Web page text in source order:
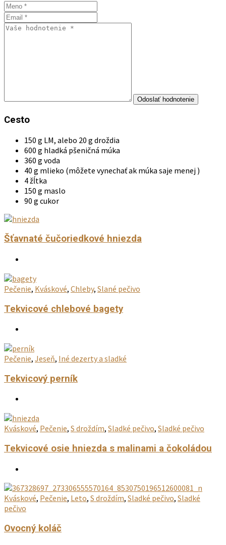
Cesto
150 g LM, alebo 20 g droždia
600 g hladká pšeničná múka
360 g voda
40 g mlieko (môžete vynechať ak múka saje menej )
4 žĺtka
150 g maslo
90 g cukor
Šťavnaté čučoriedkové hniezda
Pečenie, Kváskové, Chleby, Slané pečivo
Tekvicové chlebové bagety
Pečenie, Jeseň, Iné dezerty a sladké
Tekvicový perník
Kváskové, Pečenie, S droždím, Sladké pečivo, Sladké pečivo
Tekvicové osie hniezda s malinami a čokoládou
Kváskové, Pečenie, Leto, S droždím, Sladké pečivo, Sladké
pečivo
Ovocný koláč